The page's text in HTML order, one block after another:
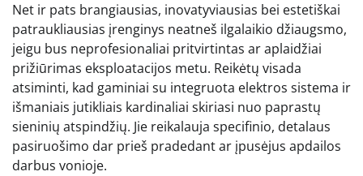
Net ir pats brangiausias, inovatyviausias bei estetiškai
patraukliausias įrenginys neatneš ilgalaikio džiaugsmo,
jeigu bus neprofesionaliai pritvirtintas ar aplaidžiai
prižiūrimas eksploatacijos metu. Reikėtų visada
atsiminti, kad gaminiai su integruota elektros sistema ir
išmaniais jutikliais kardinaliai skiriasi nuo paprastų
sieninių atspindžių. Jie reikalauja specifinio, detalaus
pasiruošimo dar prieš pradedant ar įpusėjus apdailos
darbus vonioje.